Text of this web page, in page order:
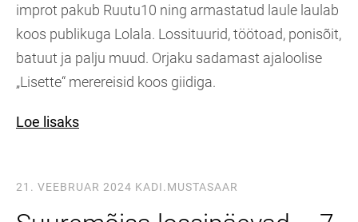
improt pakub Ruutu10 ning armastatud laule laulab
koos publikuga Lolala. Lossituurid, töötoad, ponisõit,
batuut ja palju muud. Orjaku sadamast ajaloolise
„Lisette“ merereisid koos giidiga.
Loe lisaks
21. VEEBRUAR 2024 KADI.MUSTASAAR